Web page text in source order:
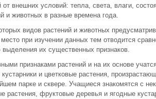
от внешних условий: тепла, света, влаги,
и животных в разные времена года.
видов растений и животных
при изучении данных тем отводится
их существенных признаков.
признаками растений и на их основе
и цветковые растения,
парке и сквере. Учащиеся знакомятся с
растения, фруктовые деревья и ягодные